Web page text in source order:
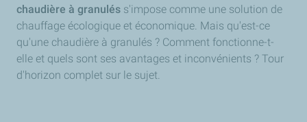
chaudière à granulés s'impose comme une solution de
chauffage écologique et économique. Mais qu'est-ce
qu'une chaudière à granulés ? Comment fonctionne-t-
elle et quels sont ses avantages et inconvénients ? Tour
d'horizon complet sur le sujet.